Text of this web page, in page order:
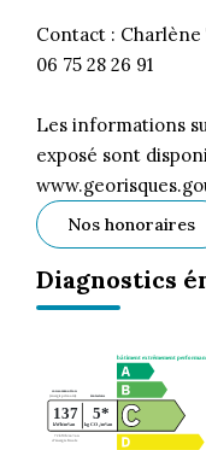
Contact : Charlène
06 75 28 26 91
Les informations
exposé sont
Nos honoraires
Diagnostics